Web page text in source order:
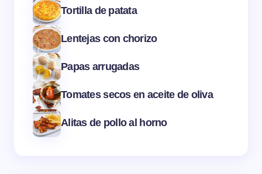
Tortilla de patata
Lentejas con chorizo
Papas arrugadas
Tomates secos en aceite de oliva
Alitas de pollo al horno